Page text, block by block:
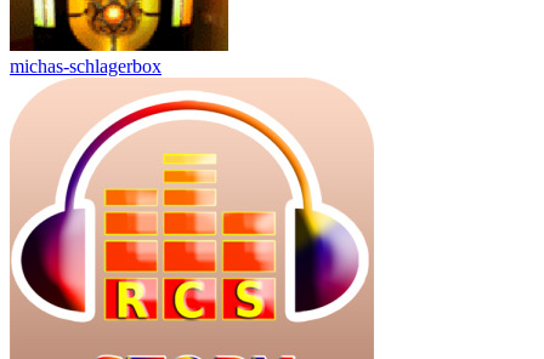
michas-schlagerbox